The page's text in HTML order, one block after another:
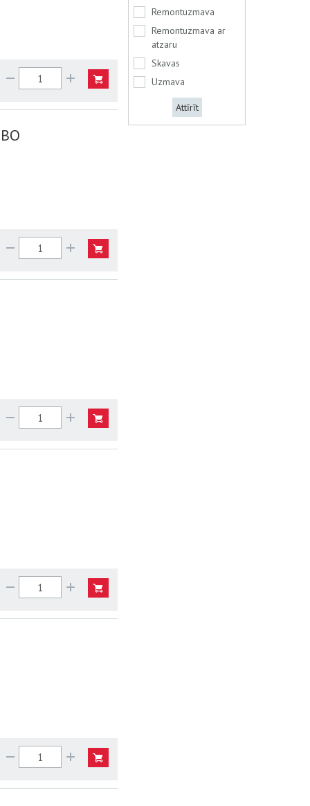
Remontuzmava
Remontuzmava ar
atzaru
Skavas
Uzmava
Attīrīt